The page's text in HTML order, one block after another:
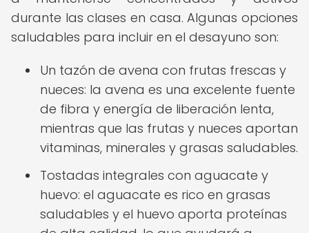
durante las clases en casa. Algunas opciones
saludables para incluir en el desayuno son:
Un tazón de avena con frutas frescas y
nueces: la avena es una excelente fuente
de fibra y energía de liberación lenta,
mientras que las frutas y nueces aportan
vitaminas, minerales y grasas saludables.
Tostadas integrales con aguacate y
huevo: el aguacate es rico en grasas
saludables y el huevo aporta proteínas